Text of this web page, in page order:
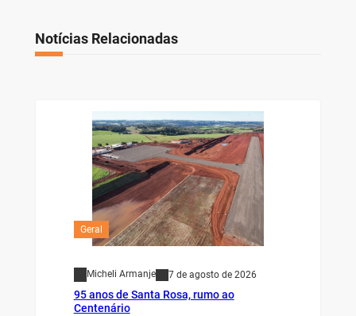
Notícias Relacionadas
Geral
Micheli Armanje 7 de agosto de 2026
95 anos de Santa Rosa, rumo ao
Centenário